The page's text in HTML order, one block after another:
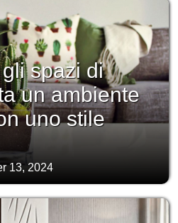
spazi di
un ambiente
uno stile
13, 2024